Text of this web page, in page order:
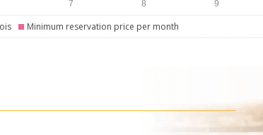
Minimum reservation price per month